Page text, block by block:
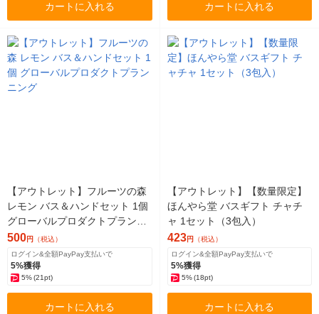
カートに入れる カートに入れる
【アウトレット】フルーツの森
レモン バス＆ハンドセット 1個
グローバルプロダクトプランニ
ング
500円 （税込）
ログイン&全額PayPay支払いで
5%獲得
5%(21pt)
カートに入れる
【アウトレット】【数量限定】
ほんやら堂 バスギフト チャチ
ャ 1セット（3包入）
423円 （税込）
ログイン&全額PayPay支払いで
5%獲得
5% (18pt)
カートに入れる